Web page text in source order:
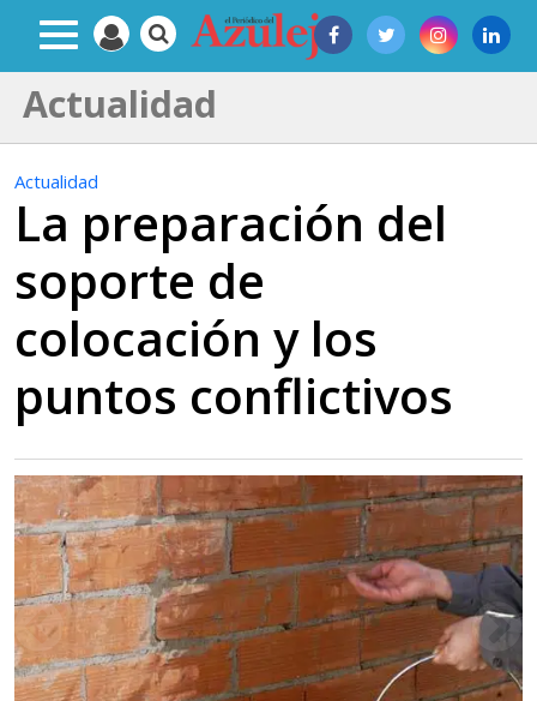
Actualidad
Actualidad
La preparación del
soporte de
colocación y los
puntos conflictivos